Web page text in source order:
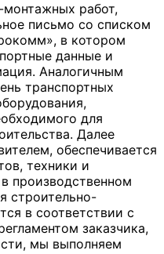
работ,
письмо со списком
в котором
данные и
Аналогичным
транспортных
для
Далее
обеспечивается
техники и
производственном
строительно-
в соответствии с
заказчика,
мы выполняем